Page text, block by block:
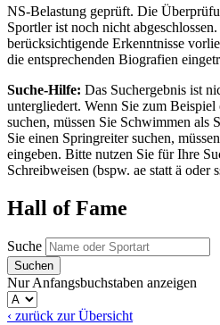
NS-Belastung geprüft. Die
Sportler ist noch nicht
berücksichtigende Erkenntnisse
die entsprechenden Biografien
Suche-Hilfe: Das Suchergebnis ist
untergliedert. Wenn Sie zum
suchen, müssen Sie Schwimmen als
Sie einen Springreiter suchen,
eingeben. Bitte nutzen Sie für Ihre
Schreibweisen (bspw. ae statt ä oder
Hall of Fame
Suche
Nur Anfangsbuchstaben anzeigen
‹ zurück zur Übersicht